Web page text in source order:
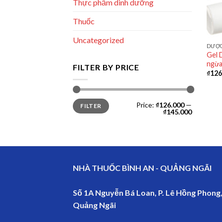
Thực phẩm dinh dưỡng
Thuốc
Uncategorized
FILTER BY PRICE
Min
price
Max
priceFILTER Price: ₫126.000—
₫145.000
Gel
₫
NHÀ THUỐC BÌNH AN - QUẢNG NGÃI
Số 1A Nguyễn Bá Loan, P. Lê Hồng
Quảng Ngãi